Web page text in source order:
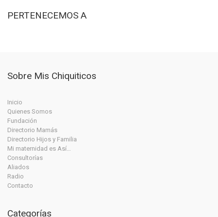
PERTENECEMOS A
Sobre Mis Chiquiticos
Inicio
Quienes Somos
Fundación
Directorio Mamás
Directorio Hijos y Familia
Mi maternidad es Así…
Consultorías
Aliados
Radio
Contacto
Categorías